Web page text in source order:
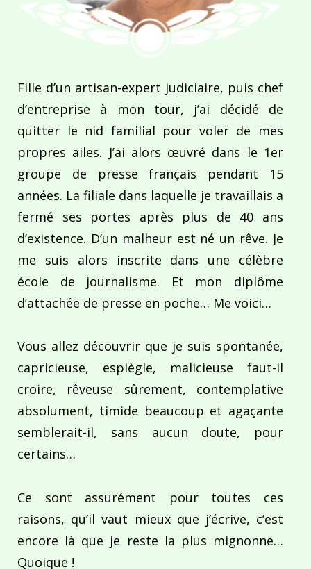
Fille d’un artisan-expert judiciaire, puis chef
d’entreprise à mon tour, j’ai décidé de
quitter le nid familial pour voler de mes
propres ailes. J’ai alors œuvré dans le 1er
groupe de presse français pendant 15
années. La filiale dans laquelle je travaillais a
fermé ses portes après plus de 40 ans
d’existence. D’un malheur est né un rêve. Je
me suis alors inscrite dans une célèbre
école de journalisme. Et mon diplôme
d’attachée de presse en poche… Me voici…
Vous allez découvrir que je suis spontanée,
capricieuse, espiègle, malicieuse faut-il
croire, rêveuse sûrement, contemplative
absolument, timide beaucoup et agaçante
semblerait-il, sans aucun doute, pour
certains…
Ce sont assurément pour toutes ces
raisons, qu’il vaut mieux que j’écrive, c’est
encore là que je reste la plus mignonne…
Quoique !